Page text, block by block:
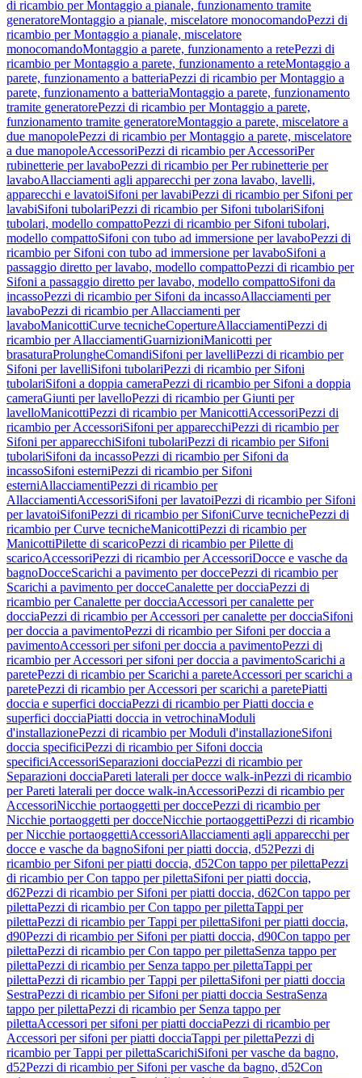
di ricambio per Montaggio a pianale, funzionamento tramite
generatoreMontaggio a pianale, miscelatore monocomandoPezzi di
ricambio per Montaggio a pianale, miscelatore
monocomandoMontaggio a parete, funzionamento a retePezzi di
ricambio per Montaggio a parete, funzionamento a reteMontaggio a
parete, funzionamento a batteriaPezzi di ricambio per Montaggio a
parete, funzionamento a batteriaMontaggio a parete, funzionamento
tramite generatorePezzi di ricambio per Montaggio a parete,
funzionamento tramite generatoreMontaggio a parete, miscelatore a
due manopolePezzi di ricambio per Montaggio a parete, miscelatore
a due manopoleAccessoriPezzi di ricambio per AccessoriPer
rubinetterie per lavaboPezzi di ricambio per Per rubinetterie per
lavaboAllacciamenti agli apparecchi per zona lavabo, lavelli,
apparecchi e lavatoiSifoni per lavabiPezzi di ricambio per Sifoni per
lavabiSifoni tubolariPezzi di ricambio per Sifoni tubolariSifoni
tubolari, modello compattoPezzi di ricambio per Sifoni tubolari,
modello compattoSifoni con tubo ad immersione per lavaboPezzi di
ricambio per Sifoni con tubo ad immersione per lavaboSifoni a
passaggio diretto per lavabo, modello compattoPezzi di ricambio per
Sifoni a passaggio diretto per lavabo, modello compattoSifoni da
incassoPezzi di ricambio per Sifoni da incassoAllacciamenti per
lavaboPezzi di ricambio per Allacciamenti per
lavaboManicottiCurve tecnicheCopertureAllacciamentiPezzi di
ricambio per AllacciamentiGuarnizioniManicotti per
brasaturaProlungheComandiSifoni per lavelliPezzi di ricambio per
Sifoni per lavelliSifoni tubolariPezzi di ricambio per Sifoni
tubolariSifoni a doppia cameraPezzi di ricambio per Sifoni a doppia
cameraGiunti per lavelloPezzi di ricambio per Giunti per
lavelloManicottiPezzi di ricambio per ManicottiAccessoriPezzi di
ricambio per AccessoriSifoni per apparecchiPezzi di ricambio per
Sifoni per apparecchiSifoni tubolariPezzi di ricambio per Sifoni
tubolariSifoni da incassoPezzi di ricambio per Sifoni da
incassoSifoni esterniPezzi di ricambio per Sifoni
esterniAllacciamentiPezzi di ricambio per
AllacciamentiAccessoriSifoni per lavatoiPezzi di ricambio per Sifoni
per lavatoiSifoniPezzi di ricambio per SifoniCurve tecnichePezzi di
ricambio per Curve tecnicheManicottiPezzi di ricambio per
ManicottiPilette di scaricoPezzi di ricambio per Pilette di
scaricoAccessoriPezzi di ricambio per AccessoriDocce e vasche da
bagnoDocceScarichi a pavimento per doccePezzi di ricambio per
Scarichi a pavimento per docceCanalette per docciaPezzi di
ricambio per Canalette per docciaAccessori per canalette per
docciaPezzi di ricambio per Accessori per canalette per docciaSifoni
per doccia a pavimentoPezzi di ricambio per Sifoni per doccia a
pavimentoAccessori per sifoni per doccia a pavimentoPezzi di
ricambio per Accessori per sifoni per doccia a pavimentoScarichi a
paretePezzi di ricambio per Scarichi a pareteAccessori per scarichi a
paretePezzi di ricambio per Accessori per scarichi a paretePiatti
doccia e superfici docciaPezzi di ricambio per Piatti doccia e
superfici docciaPiatti doccia in vetrochinaModuli
d'installazionePezzi di ricambio per Moduli d'installazioneSifoni
doccia specificiPezzi di ricambio per Sifoni doccia
specificiAccessoriSeparazioni docciaPezzi di ricambio per
Separazioni docciaPareti laterali per docce walk-inPezzi di ricambio
per Pareti laterali per docce walk-inAccessoriPezzi di ricambio per
AccessoriNicchie portaoggetti per doccePezzi di ricambio per
Nicchie portaoggetti per docceNicchie portaoggettiPezzi di ricambio
per Nicchie portaoggettiAccessoriAllacciamenti agli apparecchi per
docce e vasche da bagnoSifoni per piatti doccia, d52Pezzi di
ricambio per Sifoni per piatti doccia, d52Con tappo per pilettaPezzi
di ricambio per Con tappo per pilettaSifoni per piatti doccia,
d62Pezzi di ricambio per Sifoni per piatti doccia, d62Con tappo per
pilettaPezzi di ricambio per Con tappo per pilettaTappi per
pilettaPezzi di ricambio per Tappi per pilettaSifoni per piatti doccia,
d90Pezzi di ricambio per Sifoni per piatti doccia, d90Con tappo per
pilettaPezzi di ricambio per Con tappo per pilettaSenza tappo per
pilettaPezzi di ricambio per Senza tappo per pilettaTappi per
pilettaPezzi di ricambio per Tappi per pilettaSifoni per piatti doccia
SestraPezzi di ricambio per Sifoni per piatti doccia SestraSenza
tappo per pilettaPezzi di ricambio per Senza tappo per
pilettaAccessori per sifoni per piatti docciaPezzi di ricambio per
Accessori per sifoni per piatti docciaTappi per pilettaPezzi di
ricambio per Tappi per pilettaScarichiSifoni per vasche da bagno,
d52Pezzi di ricambio per Sifoni per vasche da bagno, d52Con